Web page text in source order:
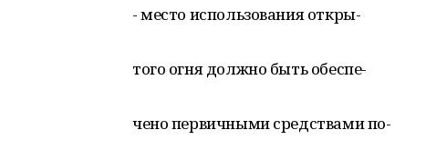
- место использования откры-
того огня должно быть обеспе-
чено первичными средствами по-